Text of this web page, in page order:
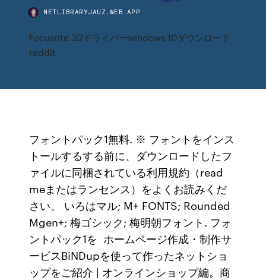
NETLIBRARYJAUZ.WEB.APP
Focusrite 2i2ドライバーwindows 10ダウンロード
reddit
フォントパック1無料. ※ フォントをインス
トールするする前に、ダウンロードしたフ
ァイルに同梱されている利用規約（read
meまたはランセンス）をよくお読みくだ
さい。 いろはマル; M+ FONTS; Rounded
Mgen+; 梅ゴシック; 梅明朝フォント. フォ
ントパック1を ホームページ作成・制作サ
ービスBiNDupを使って作ったネットショ
ップをご紹介 | オンラインショップ編。商